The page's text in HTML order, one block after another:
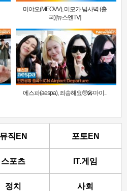
미야오(MEOVV), 미모가 넘사벽 (출
국)[뉴스엔TV]
에스파(aespa), 죄송해요🥺🎤마이..
뮤직EN 포토EN
스포츠 IT.게임
정치 사회